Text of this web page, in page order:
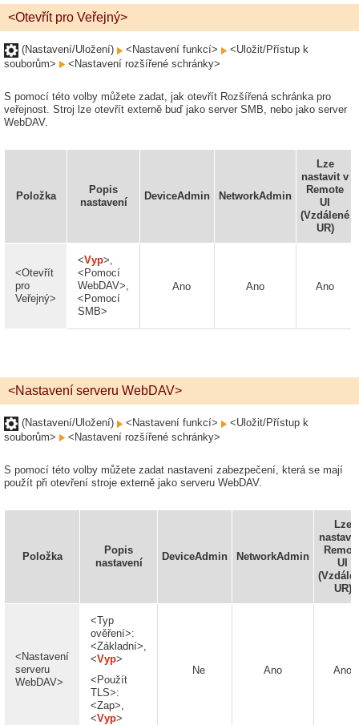
<Otevřít pro Veřejný>
(Nastavení/Uložení) <Nastavení funkcí>
<Uložit/Přístup k
souborům>
<Nastavení rozšířené schránky>
S pomocí této volby můžete zadat, jak otevřít Rozšířená schránka pro
veřejnost. Stroj lze otevřít externě buď jako server SMB, nebo jako server
WebDAV.
Položka
Popis
nastavení
DeviceAdmin NetworkAdmin
Lze
nastavit v
Remote
UI
(Vzdálené
UR)
<Otevřít
pro
Veřejný>
<Vyp>,
<Pomocí
WebDAV>,
<Pomocí
SMB>
Ano Ano Ano
<Nastavení serveru WebDAV>
(Nastavení/Uložení) <Nastavení funkcí>
<Uložit/Přístup k
souborům>
<Nastavení rozšířené schránky>
S pomocí této volby můžete zadat nastavení zabezpečení, která se mají
použít při otevření stroje externě jako serveru WebDAV.
Položka
Popis
nastavení
DeviceAdmin NetworkAdmin
Lze
UI
UR)
<Nastavení
serveru
WebDAV>
<Typ
ověření>:
<Základní>,
<Vyp>
<Použít
TLS>:
<Zap>,
<Vyp>
Ne Ano Ano